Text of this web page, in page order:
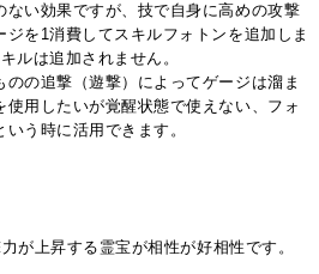
ない効果ですが、技で自身に高めの攻撃
ジを1消費してスキルフォトンを追加しま
ルは追加されません。
のの追撃（遊撃）によってゲージは溜ま
使用したいが覚醒状態で使えない、フォ
う時に活用できます。
が上昇する霊宝が相性が好相性です。